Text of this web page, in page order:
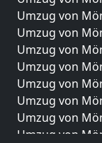
Umzug von
Umzug von
Umzug von
Umzug von
Umzug von
Umzug von
Umzug von
Umzug von